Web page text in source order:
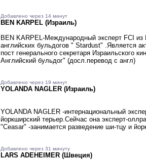
Добавлено через 14 минут
BEN KARPEL (Израиль)
BEN KARPEL-Международный эксперт FCI
английских бульдогов " Stardust" .Является
пост генерального секретаря Израильского
Английский бульдог" (досл.перевод с англ)
Добавлено через 19 минут
YOLANDA NAGLER (Израиль)
YOLANDA NAGLER -интернациональный
йоркширский терьер.Сейчас она эксперт-
"Ceasar" -занимается разведение ши-тцу и
Добавлено через 31 минуту
LARS ADEHEIMER (Швеция)